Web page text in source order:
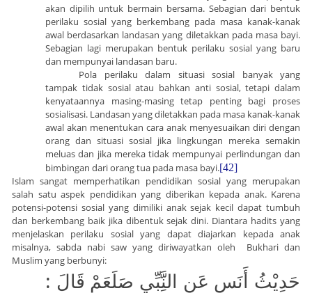
akan dipilih untuk bermain bersama. Sebagian dari bentuk
perilaku sosial yang berkembang pada masa kanak-kanak
awal berdasarkan landasan yang diletakkan pada masa bayi.
Sebagian lagi merupakan bentuk perilaku sosial yang baru
dan mempunyai landasan baru.
Pola perilaku dalam situasi sosial banyak yang
tampak tidak sosial atau bahkan anti sosial, tetapi dalam
kenyataannya masing-masing tetap penting bagi proses
sosialisasi. Landasan yang diletakkan pada masa kanak-kanak
awal akan menentukan cara anak menyesuaikan diri dengan
orang dan situasi sosial jika lingkungan mereka semakin
meluas dan jika mereka tidak mempunyai perlindungan dan
bimbingan dari orang tua pada masa bayi.[42]
Islam sangat memperhatikan pendidikan sosial yang merupakan
salah satu aspek pendidikan yang diberikan kepada anak. Karena
potensi-potensi sosial yang dimiliki anak sejak kecil dapat tumbuh
dan berkembang baik jika dibentuk sejak dini. Diantara hadits yang
menjelaskan perilaku sosial yang dapat diajarkan kepada anak
misalnya, sabda nabi saw yang diriwayatkan oleh Bukhari dan
Muslim yang berbunyi:
حَدِيْثُ أَنَسٍ عَنِ النَِّبِّي صَلَعَمْ قَالَ :